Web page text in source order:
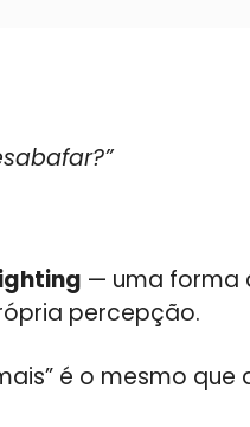
— uma forma
percepção.
é o mesmo que